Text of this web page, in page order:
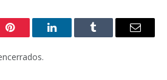
Pinterest LinkedInTumblr
E-